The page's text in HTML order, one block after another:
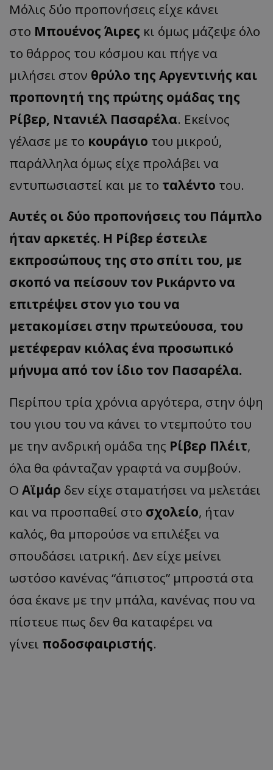
Μόλις δύο προπονήσεις είχε κάνει
στο Μπουένος Άιρες κι όμως μάζεψε όλο
το θάρρος του κόσμου και πήγε να
μιλήσει στον θρύλο της Αργεντινής και
προπονητή της πρώτης ομάδας της
Ρίβερ, Ντανιέλ Πασαρέλα. Εκείνος
γέλασε με το κουράγιο του μικρού,
παράλληλα όμως είχε προλάβει να
εντυπωσιαστεί και με το ταλέντο του.
Αυτές οι δύο προπονήσεις του Πάμπλο
ήταν αρκετές. Η Ρίβερ έστειλε
εκπροσώπους της στο σπίτι του, με
σκοπό να πείσουν τον Ρικάρντο να
επιτρέψει στον γιο του να
μετακομίσει στην πρωτεύουσα, του
μετέφεραν κιόλας ένα προσωπικό
μήνυμα από τον ίδιο τον Πασαρέλα.
Περίπου τρία χρόνια αργότερα, στην όψη
του γιου του να κάνει το ντεμπούτο του
με την ανδρική ομάδα της Ρίβερ Πλέιτ,
όλα θα φάνταζαν γραφτά να συμβούν.
Ο Αϊμάρ δεν είχε σταματήσει να μελετάει
και να προσπαθεί στο σχολείο, ήταν
καλός, θα μπορούσε να επιλέξει να
σπουδάσει ιατρική. Δεν είχε μείνει
ωστόσο κανένας “άπιστος” μπροστά στα
όσα έκανε με την μπάλα, κανένας που να
πίστευε πως δεν θα καταφέρει να
γίνει ποδοσφαιριστής.